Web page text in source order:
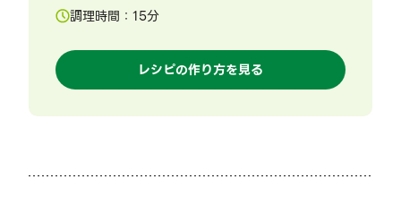
調理時間： 15分
レシピの作り方を見る